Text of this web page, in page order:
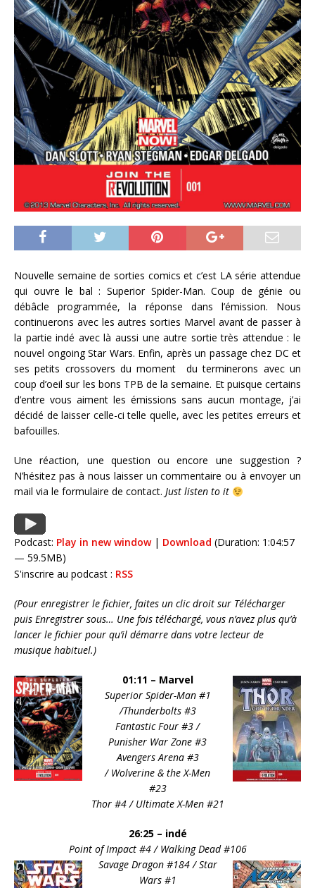
Nouvelle semaine de sorties comics et c’est LA série attendue
qui ouvre le bal : Superior Spider-Man. Coup de génie ou
débâcle programmée, la réponse dans l’émission. Nous
continuerons avec les autres sorties Marvel avant de passer à
la partie indé avec là aussi une autre sortie très attendue : le
nouvel ongoing Star Wars. Enfin, après un passage chez DC et
ses petits crossovers du moment du terminerons avec un
coup d’oeil sur les bons TPB de la semaine. Et puisque certains
d’entre vous aiment les émissions sans aucun montage, j’ai
décidé de laisser celle-ci telle quelle, avec les petites erreurs et
bafouilles.
Une réaction, une question ou encore une suggestion ?
N’hésitez pas à nous laisser un commentaire ou à envoyer un
mail via le formulaire de contact. Just listen to it
Podcast: Play in new window| Download (Duration: 1:04:57
— 59.5MB)
S'inscrire au podcast : RSS
(Pour enregistrer le fichier, faites un clic droit sur Télécharger
puis Enregistrer sous… Une fois téléchargé, vous n’avez plus qu’à
lancer le fichier pour qu’il démarre dans votre lecteur de
musique habituel.)
01:11 – Marvel
Superior Spider-Man #1
/Thunderbolts #3
Fantastic Four #3 /
Punisher War Zone #3
Avengers Arena #3
/ Wolverine & the X-Men
#23
Thor #4 / Ultimate X-Men #21
26:25 – indé
Point of Impact #4 / Walking Dead #106
Savage Dragon #184 / Star
Wars #1